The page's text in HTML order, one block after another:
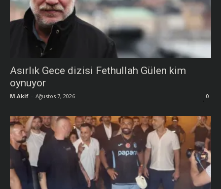
Asırlık Gece dizisi Fethullah Gülen kim
oynuyor
M.Akif - Ağustos 7, 2026 0